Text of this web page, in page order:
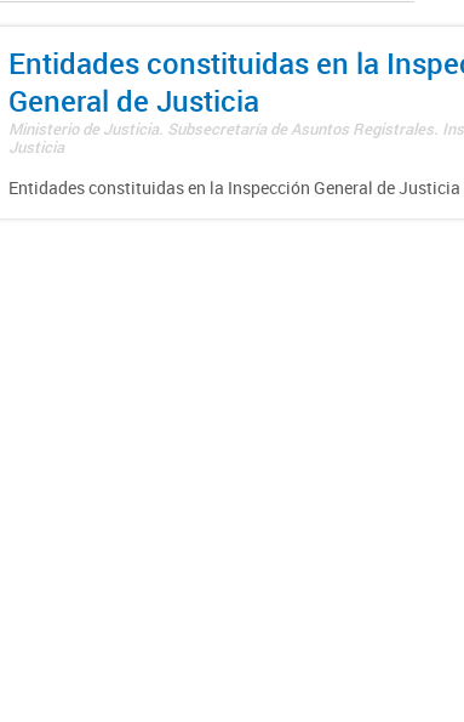
Entidades constituidas en la
General de Justicia
Ministerio de Justicia. Subsecretaría de Asuntos Registrales.
Justicia
Entidades constituidas en la Inspección General de Justicia